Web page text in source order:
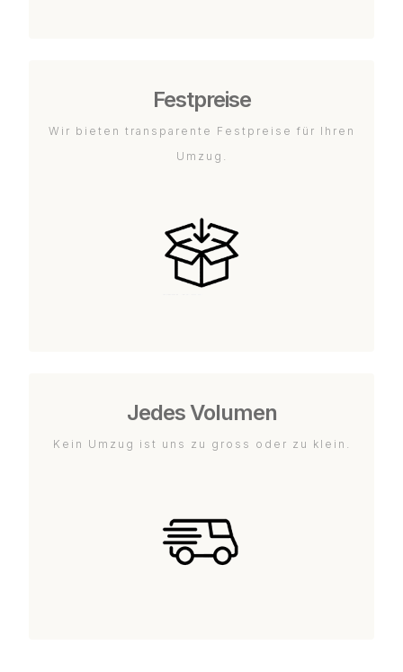
Festpreise
Wir bieten transparente Festpreise für Ihren
Umzug.
Jedes Volumen
Kein Umzug ist uns zu gross oder zu klein.